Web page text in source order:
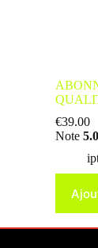
€39.00
Note